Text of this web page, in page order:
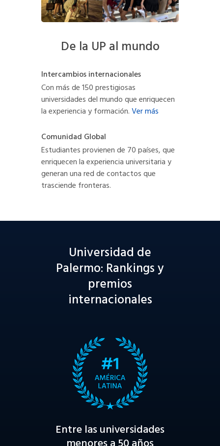
De la UP al mundo
Intercambios internacionales
Con más de 150 prestigiosas
universidades del mundo que enriquecen
la experiencia y formación.Ver más
Comunidad Global
Estudiantes provienen de 70 países, que
enriquecen la experiencia universitaria y
generan una red de contactos que
trasciende fronteras.
Universidad de
Palermo: Rankings y
premios
internacionales
Entre las universidades